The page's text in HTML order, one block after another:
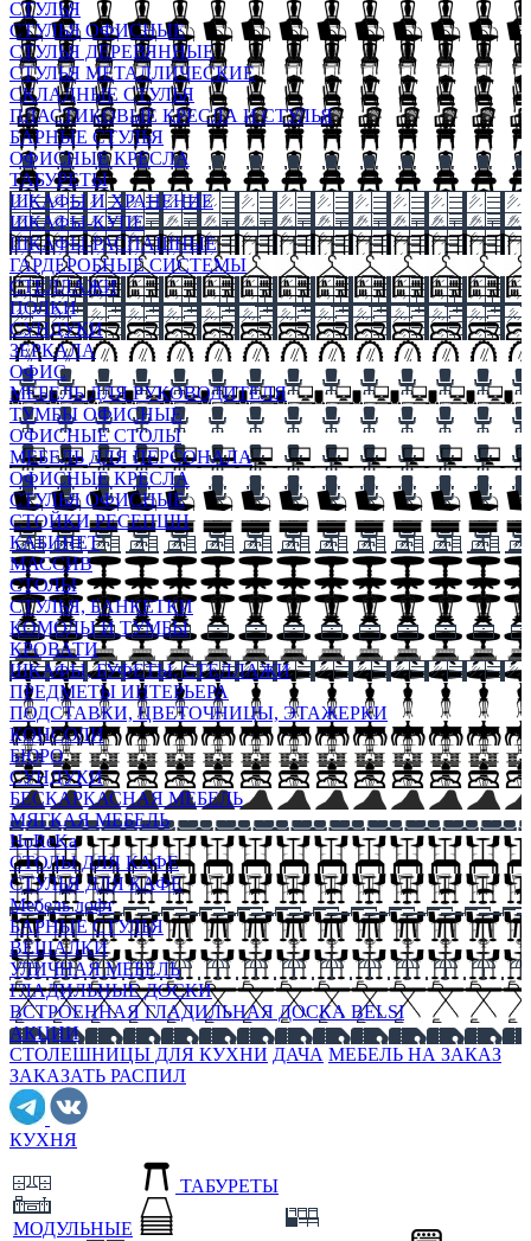
СТУЛЬЯ
СТУЛЬЯ ОФИСНЫЕ
СТУЛЬЯ ДЕРЕВЯННЫЕ
СТУЛЬЯ МЕТАЛЛИЧЕСКИЕ
СКЛАДНЫЕ СТУЛЬЯ
ПЛАСТИКОВЫЕ КРЕСЛА И СТУЛЬЯ
БАРНЫЕ СТУЛЬЯ
ОФИСНЫЕ КРЕСЛА
ТАБУРЕТЫ
ШКАФЫ И ХРАНЕНИЕ
ШКАФЫ-КУПЕ
ШКАФЫ-РАСПАШНЫЕ
ГАРДЕРОБНЫЕ СИСТЕМЫ
СТЕЛЛАЖИ
ПОЛКИ
СУНДУКИ
ЗЕРКАЛА
ОФИС
МЕБЕЛЬ ДЛЯ РУКОВОДИТЕЛЯ
ТУМБЫ ОФИСНЫЕ
ОФИСНЫЕ СТОЛЫ
МЕБЕЛЬ ДЛЯ ПЕРСОНАЛА
ОФИСНЫЕ КРЕСЛА
СТУЛЬЯ ОФИСНЫЕ
СТОЙКИ РЕСЕПШН
КАБИНЕТ
МАССИВ
СТОЛЫ
СТУЛЬЯ, БАНКЕТКИ
КОМОДЫ И ТУМБЫ
КРОВАТИ
ШКАФЫ, БУФЕТЫ, СТЕЛЛАЖИ
ПРЕДМЕТЫ ИНТЕРЬЕРА
ПОДСТАВКИ, ЦВЕТОЧНИЦЫ, ЭТАЖЕРКИ
КОНСОЛИ
БЮРО
СУНДУКИ
БЕСКАРКАСНАЯ МЕБЕЛЬ
МЯГКАЯ МЕБЕЛЬ
HoReKa
СТОЛЫ ДЛЯ КАФЕ
СТУЛЬЯ ДЛЯ КАФЕ
Мебель лофт
БАРНЫЕ СТУЛЬЯ
ВЕШАЛКИ
УЛИЧНАЯ МЕБЕЛЬ
ГЛАДИЛЬНЫЕ ДОСКИ
ВСТРОЕННАЯ ГЛАДИЛЬНАЯ ДОСКА BELSI
АКЦИИ
СТОЛЕШНИЦЫ ДЛЯ КУХНИ ДАЧА МЕБЕЛЬ НА ЗАКАЗ
ЗАКАЗАТЬ РАСПИЛ
КУХНЯ
МОДУЛЬНЫЕ
ТАБУРЕТЫ